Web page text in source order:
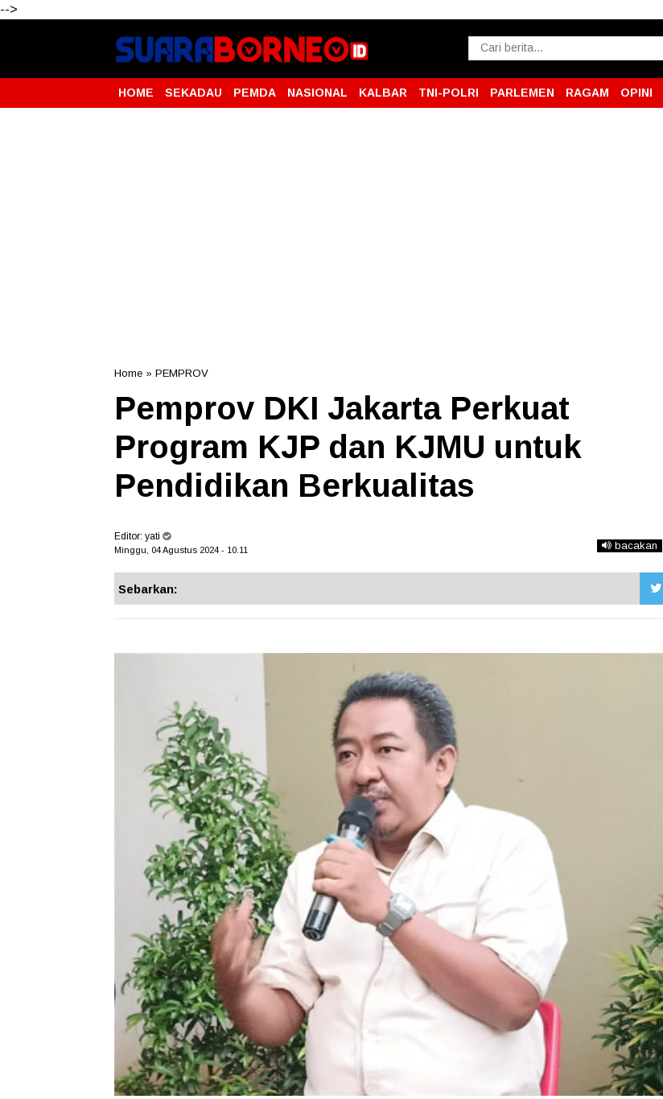
-->
HOME SEKADAU PEMDA NASIONAL KALBAR TNI-POLRI PARLEMEN RAGAM OPINI
Home » PEMPROV
Pemprov DKI Jakarta Perkuat
Program KJP dan KJMU untuk
Pendidikan Berkualitas
Editor: yati
Minggu, 04 Agustus 2024 - 10.11 bacakan
Sebarkan: